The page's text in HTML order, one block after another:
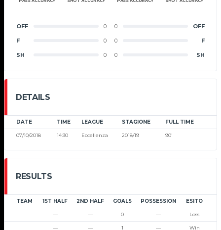
OFF 0
F 0
SH 0
0 OFF
0 F
0 SH
DETAILS
DATE TIME LEAGUE STAGIONE FULL TIME
07/10/2018 14:30 Eccellenza 2018/19 90'
RESULTS
TEAM 1ST HALF 2ND HALF GOALS POSSESSION ESITO
— — 0 — Loss
— — 1 — Win